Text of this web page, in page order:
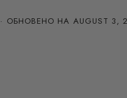
· ОБНОВЕНО НА AUGUST 3,